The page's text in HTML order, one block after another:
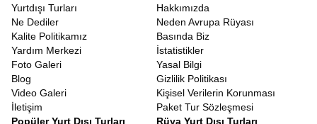
Yurtdışı Turları
Ne Dediler
Kalite Politikamız
Yardım Merkezi
Foto Galeri
Blog
Video Galeri
İletişim
Hakkımızda
Neden Avrupa Rüyası
Basında Biz
İstatistikler
Yasal Bilgi
Gizlilik Politikası
Kişisel Verilerin Korunması
Paket Tur Sözleşmesi
Popüler Yurt Dışı Turları
Rüya Yurt Dışı Turları